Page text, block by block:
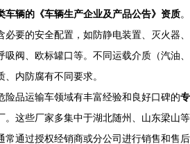
车辆的《车辆生产企业及产品公告》资质。
必要的安全配置，如防静电装置、灭火器、
阀、欧标罐口等。不同运载介质（汽油、
内防腐有不同要求。
险品运输车领域有丰富经验和良好口碑的专
。这些厂家多集中于湖北随州、山东梁山等
常通过授权经销商或分公司进行销售和售后